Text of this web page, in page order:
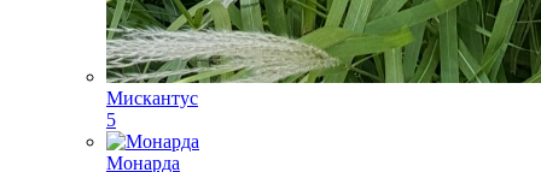
Мискантус
5
Монарда